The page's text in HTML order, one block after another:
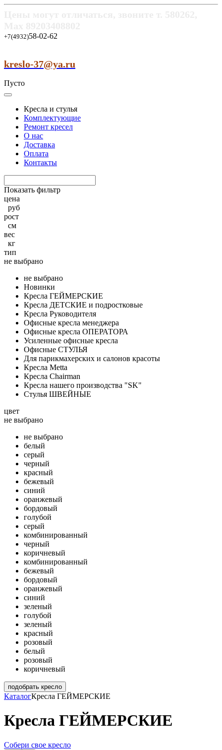
+7(4932)58-02-62
kreslo-37@ya.ru
Пусто
Кресла и стулья
Комплектующие
Ремонт кресел
О нас
Доставка
Оплата
Контакты
Показать фильтр
цена
руб
рост
см
вес
кг
тип
не выбрано
не выбрано
Новинки
Кресла ГЕЙМЕРСКИЕ
Кресла ДЕТСКИЕ и подростковые
Кресла Руководителя
Офисные кресла менеджера
Офисные кресла ОПЕРАТОРА
Усиленные офисные кресла
Офисные СТУЛЬЯ
Для парикмахерских и салонов красоты
Кресла Metta
Кресла Chairman
Кресла нашего производства "SK"
Стулья ШВЕЙНЫЕ
цвет
не выбрано
не выбрано
белый
серый
черный
красный
бежевый
синий
оранжевый
бордовый
голубой
серый
комбинированный
черный
коричневый
комбинированный
бежевый
бордовый
оранжевый
синий
зеленый
голубой
зеленый
красный
розовый
белый
розовый
коричневый
подобрать кресло
КаталогКресла ГЕЙМЕРСКИЕ
Кресла ГЕЙМЕРСКИЕ
Собери свое кресло